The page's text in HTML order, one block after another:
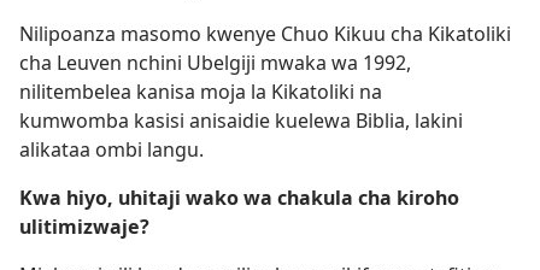
Nilipoanza masomo kwenye Chuo Kikuu cha Kikatoliki
cha Leuven nchini Ubelgiji mwaka wa 1992,
nilitembelea kanisa moja la Kikatoliki na
kumwomba kasisi anisaidie kuelewa Biblia, lakini
alikataa ombi langu.
Kwa hiyo, uhitaji wako wa chakula cha kiroho
ulitimizwaje?